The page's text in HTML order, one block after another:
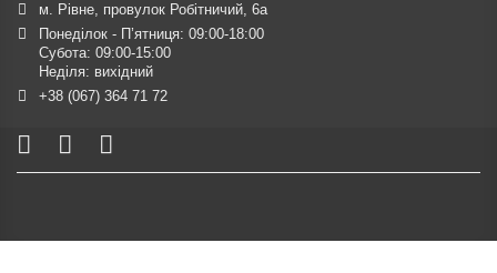
м. Рівне, провулок Робітничий, 6а
Понеділок - П’ятниця: 09:00-18:00
Субота: 09:00-15:00
Неділя: вихідний
+38 (067) 364 71 72